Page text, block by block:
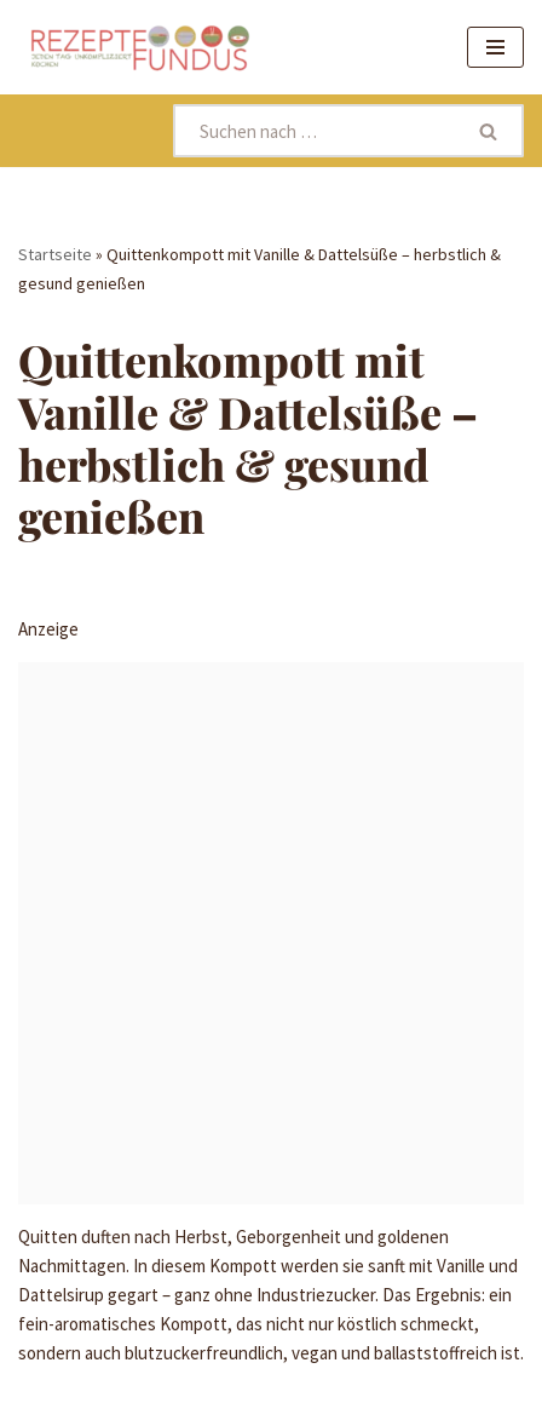
Zum
Inhalt
Startseite » Quittenkompott mit Vanille & Dattelsüße – herbstlich &
gesund genießen
Quittenkompott mit
Vanille & Dattelsüße –
herbstlich & gesund
genießen
Anzeige
Quitten duften nach Herbst, Geborgenheit und goldenen
Nachmittagen. In diesem Kompott werden sie sanft mit Vanille und
Dattelsirup gegart – ganz ohne Industriezucker. Das Ergebnis: ein
fein-aromatisches Kompott, das nicht nur köstlich schmeckt,
sondern auch blutzuckerfreundlich, vegan und ballaststoffreich ist.